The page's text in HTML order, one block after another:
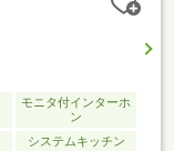
モニタ付インターホ
ン
システムキッチン